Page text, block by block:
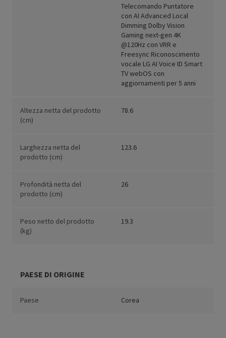
Telecomando Puntatore
con AI Advanced Local
Dimming Dolby Vision
Gaming next-gen 4K
@120Hz con VRR e
Freesync Riconoscimento
vocale LG AI Voice ID Smart
TV webOS con
aggiornamenti per 5 anni
Altezza netta del prodotto
(cm)
78.6
Larghezza netta del
prodotto (cm)
123.6
Profondità netta del
prodotto (cm)
26
Peso netto del prodotto
(kg)
19.3
PAESE DI ORIGINE
Paese Corea